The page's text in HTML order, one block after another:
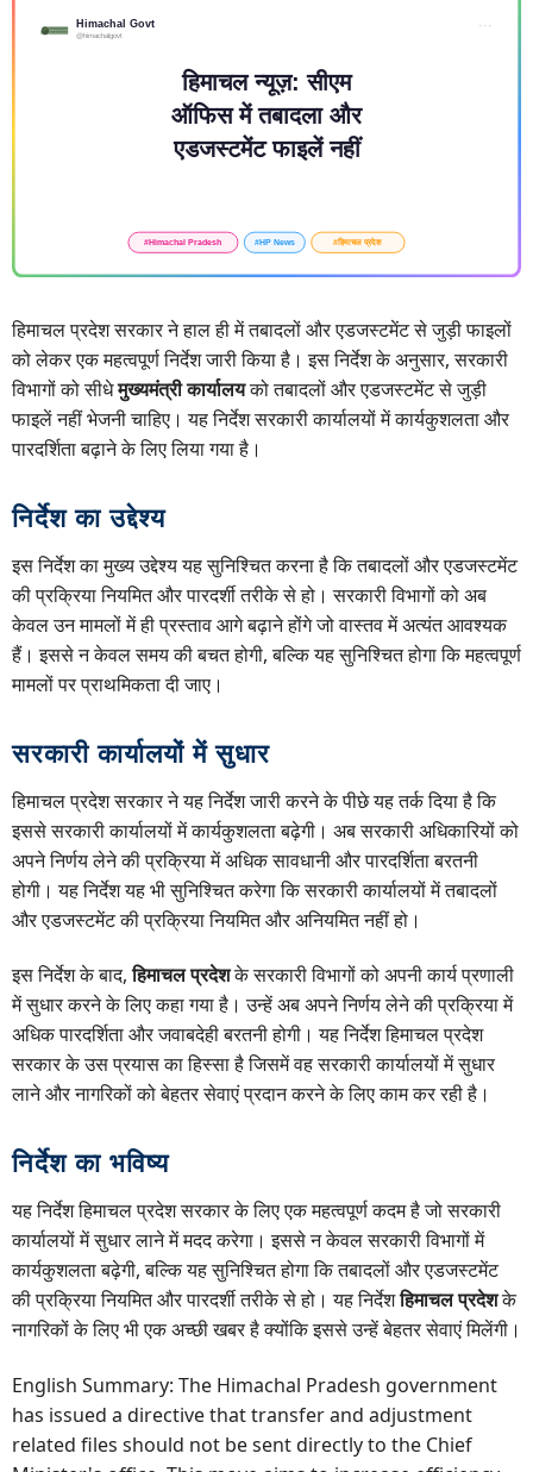
हिमाचल प्रदेश सरकार ने हाल ही में तबादलों और एडजस्टमेंट से जुड़ी फाइलों
को लेकर एक महत्वपूर्ण निर्देश जारी किया है। इस निर्देश के अनुसार, सरकारी
विभागों को सीधेमुख्यमंत्री कार्यालयको तबादलों और एडजस्टमेंट से जुड़ी
फाइलें नहीं भेजनी चाहिए। यह निर्देश सरकारी कार्यालयों में कार्यकुशलता और
पारदर्शिता बढ़ाने के लिए लिया गया है।
निर्देश का उद्देश्य
इस निर्देश का मुख्य उद्देश्य यह सुनिश्चित करना है कि तबादलों और एडजस्टमेंट
की प्रक्रिया नियमित और पारदर्शी तरीके से हो। सरकारी विभागों को अब
केवल उन मामलों में ही प्रस्ताव आगे बढ़ाने होंगे जो वास्तव में अत्यंत आवश्यक
हैं। इससे न केवल समय की बचत होगी, बल्कि यह सुनिश्चित होगा कि महत्वपूर्ण
मामलों पर प्राथमिकता दी जाए।
सरकारी कार्यालयों में सुधार
हिमाचल प्रदेश सरकार ने यह निर्देश जारी करने के पीछे यह तर्क दिया है कि
इससे सरकारी कार्यालयों में कार्यकुशलता बढ़ेगी। अब सरकारी अधिकारियों को
अपने निर्णय लेने की प्रक्रिया में अधिक सावधानी और पारदर्शिता बरतनी
होगी। यह निर्देश यह भी सुनिश्चित करेगा कि सरकारी कार्यालयों में तबादलों
और एडजस्टमेंट की प्रक्रिया नियमित और अनियमित नहीं हो।
इस निर्देश के बाद,हिमाचल प्रदेशके सरकारी विभागों को अपनी कार्य प्रणाली
में सुधार करने के लिए कहा गया है। उन्हें अब अपने निर्णय लेने की प्रक्रिया में
अधिक पारदर्शिता और जवाबदेही बरतनी होगी। यह निर्देश हिमाचल प्रदेश
सरकार के उस प्रयास का हिस्सा है जिसमें वह सरकारी कार्यालयों में सुधार
लाने और नागरिकों को बेहतर सेवाएं प्रदान करने के लिए काम कर रही है।
निर्देश का भविष्य
यह निर्देश हिमाचल प्रदेश सरकार के लिए एक महत्वपूर्ण कदम है जो सरकारी
कार्यालयों में सुधार लाने में मदद करेगा। इससे न केवल सरकारी विभागों में
कार्यकुशलता बढ़ेगी, बल्कि यह सुनिश्चित होगा कि तबादलों और एडजस्टमेंट
की प्रक्रिया नियमित और पारदर्शी तरीके से हो। यह निर्देशहिमाचल प्रदेशके
नागरिकों के लिए भी एक अच्छी खबर है क्योंकि इससे उन्हें बेहतर सेवाएं मिलेंगी।
English Summary: The Himachal Pradesh government
has issued a directive that transfer and adjustment
related files should not be sent directly to the Chief